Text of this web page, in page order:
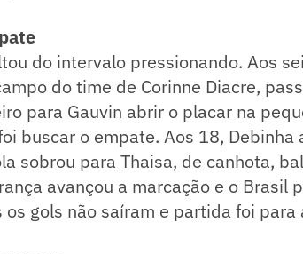
do intervalo pressionando. Aos
do time de Corinne Diacre,
para Gauvin abrir o placar na
buscar o empate. Aos 18, Debinha
sobrou para Thaisa, de canhota,
avançou a marcação e o Brasil
os gols não saíram e partida foi para